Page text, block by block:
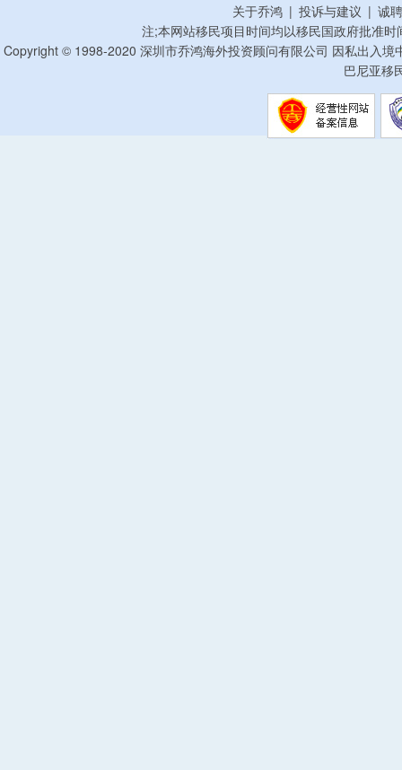
关于乔鸿 | 投诉与建议 | 诚
注;本网站移民项目时间均以移民国政府批准
Copyright © 1998-2020 深圳市乔鸿海外投资顾问有限公司 因私出入
巴尼亚移